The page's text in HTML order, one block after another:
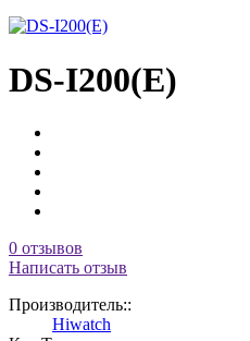
DS-I200(Е)
0 отзывов
Написать отзыв
Производитель::
Hiwatch